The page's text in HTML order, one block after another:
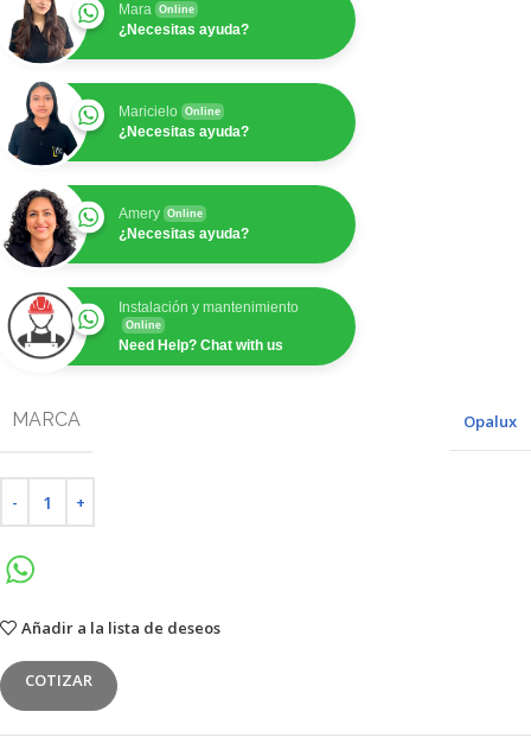
Mara Online
¿Necesitas ayuda?
Maricielo Online
¿Necesitas ayuda?
Amery Online
¿Necesitas ayuda?
Instalación y mantenimiento
Online
Need Help? Chat with us
MARCA Opalux
Añadir a la lista de deseos
COTIZAR